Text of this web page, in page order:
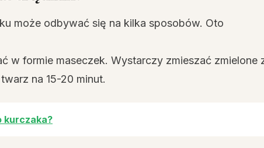
może odbywać się na kilka sposobów. Oto
w formie maseczek. Wystarczy zmieszać zmielone
na 15-20 minut.
kurczaka?